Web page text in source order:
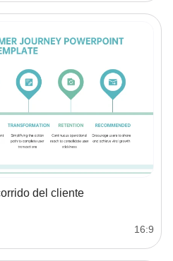
del cliente
16:9